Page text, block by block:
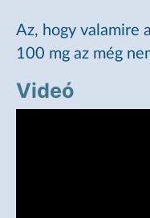
Az, hogy valamire
100 mg az még
Videó